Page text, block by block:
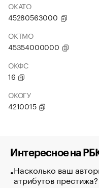
ОКАТО
45280563000
ОКТМО
45354000000
ОКФС
16
ОКОГУ
4210015
Интересное на
Насколько ваш
атрибутов